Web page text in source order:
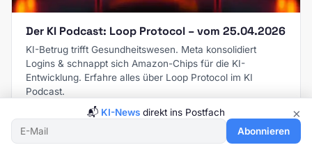
Der KI Podcast: Loop Protocol – vom 25.04.2026
KI-Betrug trifft Gesundheitswesen. Meta konsolidiert
Logins & schnappt sich Amazon-Chips für die KI-
Entwicklung. Erfahre alles über Loop Protocol im KI
Podcast.
25. April 2026, 09:37 Uhr
📬 KI-News direkt ins Postfach
Abonnieren
×